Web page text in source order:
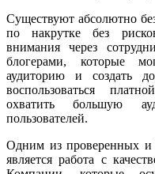
Существуют абсолютно
по накрутке без
внимания через
блогерами, которые
аудиторию и создать
воспользоваться
охватить большую
пользователей.
Одним из проверенных и
является работа с